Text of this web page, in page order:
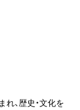
、歴史・文化を